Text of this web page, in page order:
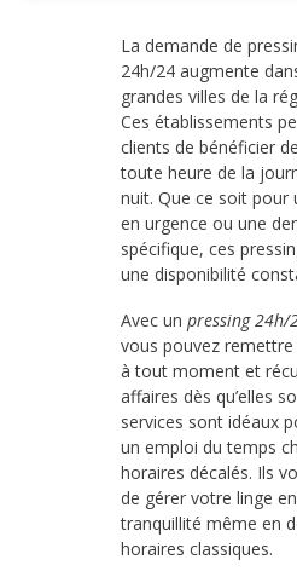
La demande de
24h/24 augmente
grandes villes de la
Ces établissements
clients de bénéficier
toute heure de la
nuit. Que ce soit pour
en urgence ou une
spécifique, ces
une disponibilité
Avec un pressing 24h/
vous pouvez
à tout moment et
affaires dès qu’elles
services sont idéaux
un emploi du temps
horaires décalés. Ils
de gérer votre linge
tranquillité même en
horaires classiques.